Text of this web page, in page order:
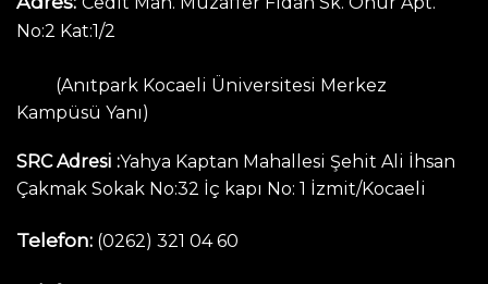
No:2 Kat:1/2
(Anıtpark Kocaeli Üniversitesi Merkez
Kampüsü Yanı)
SRC Adresi :Yahya Kaptan Mahallesi Şehit Ali İhsan
Çakmak Sokak No:32 İç kapı No: 1 İzmit/Kocaeli
Telefon: (0262) 321 04 60